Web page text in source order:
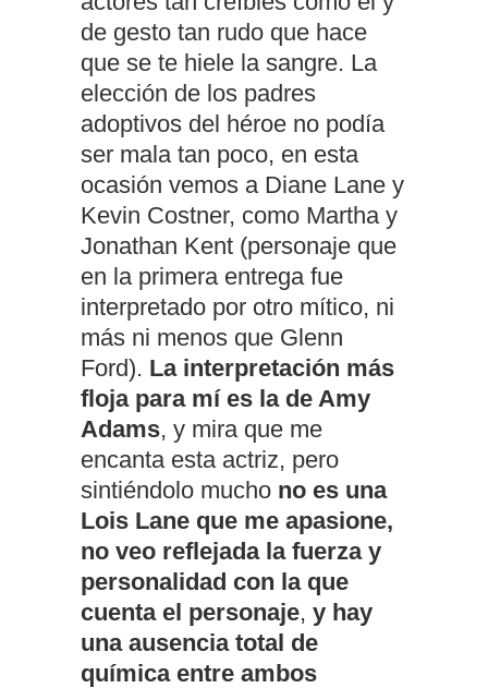
de gesto tan rudo que hace
que se te hiele la sangre. La
elección de los padres
adoptivos del héroe no podía
ser mala tan poco, en esta
ocasión vemos a Diane Lane y
Kevin Costner, como Martha y
Jonathan Kent (personaje que
en la primera entrega fue
interpretado por otro mítico, ni
más ni menos que Glenn
Ford). La interpretación más
floja para mí es la de Amy
Adams, y mira que me
encanta esta actriz, pero
sintiéndolo mucho no es una
Lois Lane que me apasione,
no veo reflejada la fuerza y
personalidad con la que
cuenta el personaje, y hay
una ausencia total de
química entre ambos